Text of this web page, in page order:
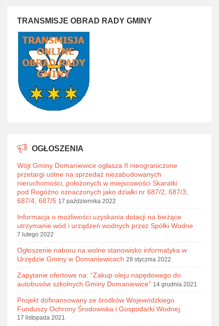
TRANSMISJE OBRAD RADY GMINY
OGŁOSZENIA
Wójt Gminy Domaniewice ogłasza II nieograniczone
przetargi ustne na sprzedaż niezabudowanych
nieruchomości, położonych w miejscowości Skaratki
pod Rogóźno oznaczonych jako działki nr 687/2, 687/3,
687/4, 687/5 17 października 2022
Informacja o możliwości uzyskania dotacji na bieżące
utrzymanie wód i urządzeń wodnych przez Spółki Wodne
7 lutego 2022
Ogłoszenie naboru na wolne stanowisko informatyka w
Urzędzie Gminy w Domaniewicach 28 stycznia 2022
Zapytanie ofertowe na: “Zakup oleju napędowego do
autobusów szkolnych Gminy Domaniewice” 14 grudnia 2021
Projekt dofinansowany ze środków Wojewódzkiego
Funduszy Ochrony Środowiska i Gospodarki Wodnej.
17 listopada 2021